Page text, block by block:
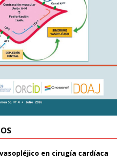
en cirugía cardíaca